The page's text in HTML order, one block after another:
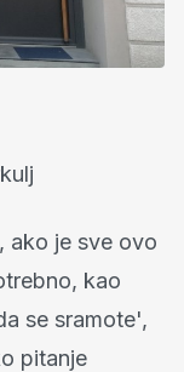
ako je sve ovo
kao
se sramote',
pitanje